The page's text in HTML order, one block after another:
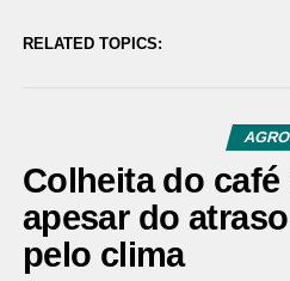
RELATED TOPICS:
AGRO
Colheita do café
apesar do
pelo clima